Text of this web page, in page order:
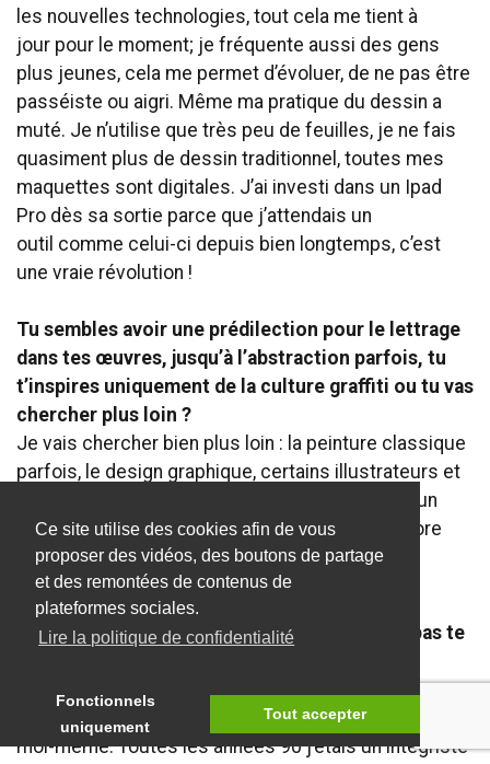
Ce site utilise des cookies afin de vous
proposer des vidéos, des boutons de partage
et des remontées de contenus de
plateformes sociales.
Lire la politique de confidentialité
Fonctionnels
uniquement
Tout accepter
les nouvelles technologies, tout cela me tient à
jour pour le moment; je fréquente aussi des gens
plus jeunes, cela me permet d’évoluer, de ne pas être
passéiste ou aigri. Même ma pratique du dessin a
muté. Je n’utilise que très peu de feuilles, je ne fais
quasiment plus de dessin traditionnel, toutes mes
maquettes sont digitales. J’ai investi dans un Ipad
Pro dès sa sortie parce que j’attendais un
outil comme celui-ci depuis bien longtemps, c’est
une vraie révolution !
Tu sembles avoir une prédilection pour le lettrage
dans tes œuvres, jusqu’à l’abstraction parfois, tu
t’inspires uniquement de la culture graffiti ou tu vas
chercher plus loin ?
Je vais chercher bien plus loin : la peinture classique
parfois, le design graphique, certains illustrateurs et
typographes contemporains. Et si je veux faire un
flashback, je vais voir un peu ce qui se fait encore
dans lewriting .
Tu fais aussi beaucoup de figuratif (portraits,
animaux…) était-ce important pour toi de ne pas te
Je m’ennuie vite, je ne me mets pas de limites, je
m’efforce d’être juste cohérent et en phase avec
moi-même. Toutes les années 90 j’étais un intégriste